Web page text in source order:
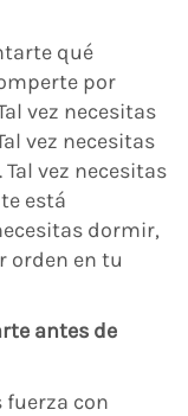
qué
por
vez necesitas
vez necesitas
vez necesitas
está
dormir,
orden en tu
antes de
fuerza con